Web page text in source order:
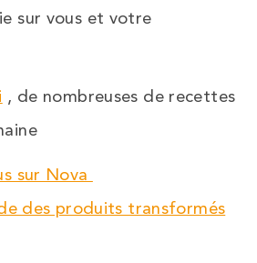
sur vous et votre
, de nombreuses de recettes
sur Nova
des produits transformés